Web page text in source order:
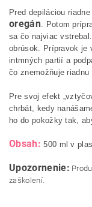
Pred depiláciou
oregán. Potom
sa čo najviac
obrúsok. Prípravok je
intmných partií a
čo znemožňuje riadnu
Pre svoj efekt
chrbát, kedy
ho do pokožky tak,
Obsah: 500 ml v
Upozornenie:
zaškolení.